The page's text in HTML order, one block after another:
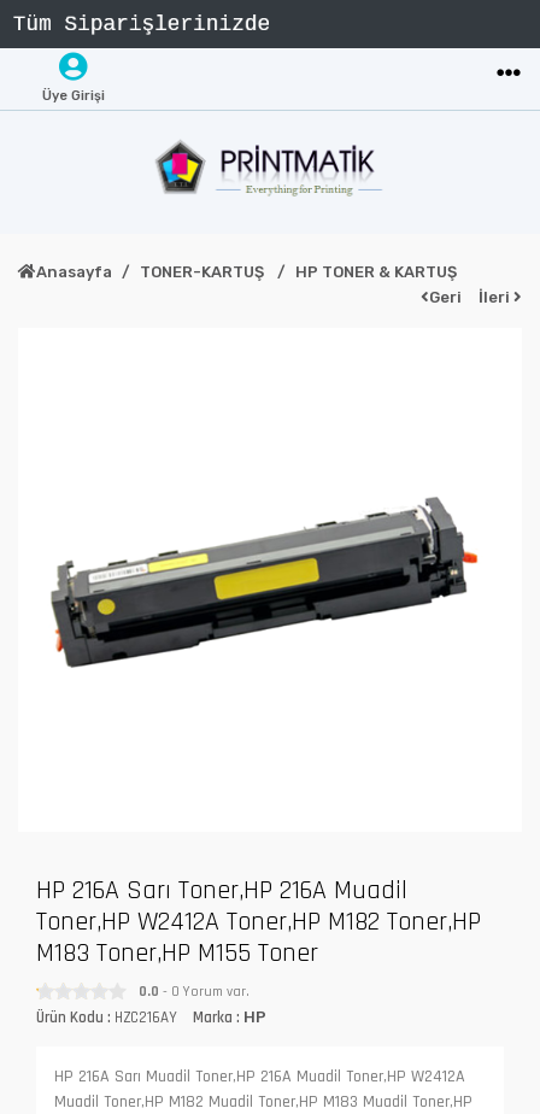
Üye Girişi
Anasayfa TONER-KARTUŞ
HP TONER & KARTUŞ
Geri
İleri
HP 216A Sarı Toner,HP 216A Muadil
Toner,HP W2412A Toner,HP M182 Toner,HP
M183 Toner,HP M155 Toner
0.0 - 0 Yorum var.
Ürün Kodu : HZC216AY Marka : HP
HP 216A Sarı Muadil Toner,HP 216A Muadil Toner,HP W2412A
Muadil Toner,HP M182 Muadil Toner,HP M183 Muadil Toner,HP